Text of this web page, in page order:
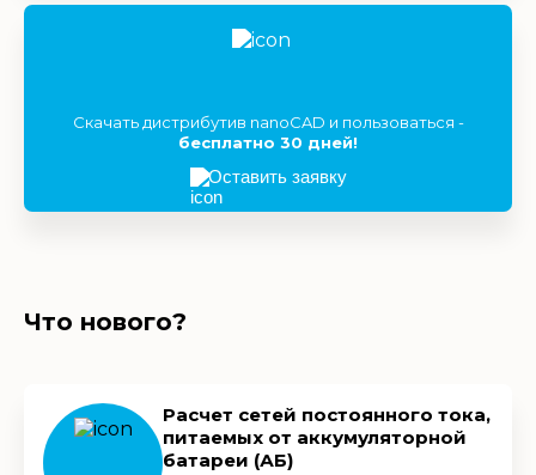
Скачать дистрибутив nanoCAD и пользоваться -
бесплатно 30 дней!
Оставить заявку
Что нового?
Расчет сетей постоянного тока,
питаемых от аккумуляторной
батареи (АБ)